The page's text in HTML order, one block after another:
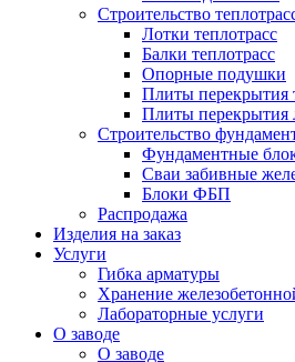
Строительство
Лотки теплотрасс
Балки теплотрасс
Опорные подушки
Плиты перекрытия
Плиты перекрытия
Строительство
Фундаментные
Сваи забивные
Блоки ФБП
Распродажа
Изделия на заказ
Услуги
Гибка арматуры
Хранение
Лабораторные услуги
О заводе
О заводе